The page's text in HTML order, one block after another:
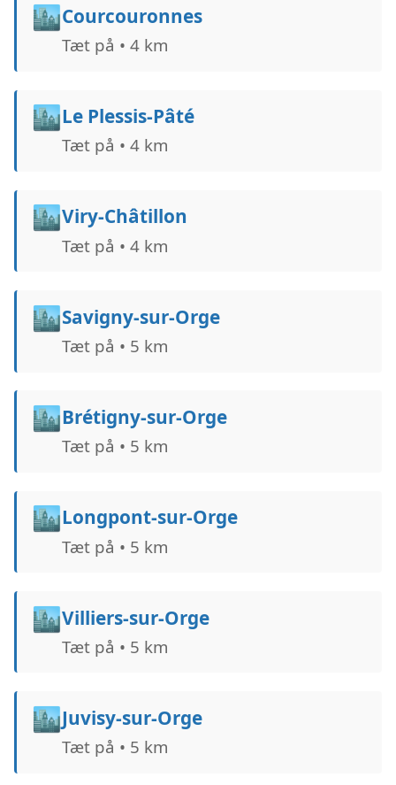
🏙️Courcouronnes
Tæt på • 4 km
🏙️Le Plessis-Pâté
Tæt på • 4 km
🏙️Viry-Châtillon
Tæt på • 4 km
🏙️Savigny-sur-Orge
Tæt på • 5 km
🏙️Brétigny-sur-Orge
Tæt på • 5 km
🏙️Longpont-sur-Orge
Tæt på • 5 km
🏙️Villiers-sur-Orge
Tæt på • 5 km
🏙️Juvisy-sur-Orge
Tæt på • 5 km